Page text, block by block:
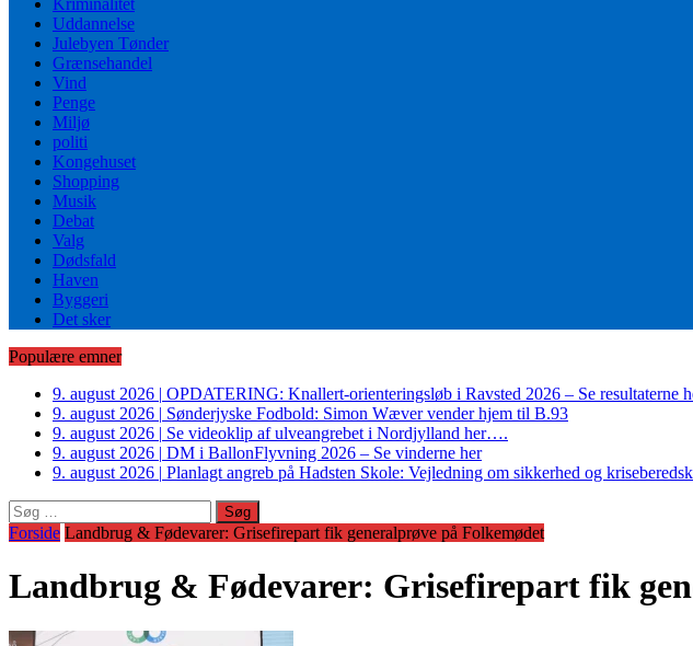
Uddannelse
Julebyen Tønder
Grænsehandel
Vind
Penge
Miljø
politi
Kongehuset
Shopping
Musik
Debat
Valg
Dødsfald
Haven
Byggeri
Det sker
Populære emner
9. august 2026 | OPDATERING: Knallert-orienteringsløb i Ravsted 2026 – Se resultaterne
9. august 2026 | Sønderjyske Fodbold: Simon Wæver vender hjem til B.93
9. august 2026 | Se videoklip af ulveangrebet i Nordjylland her….
9. august 2026 | DM i BallonFlyvning 2026 – Se vinderne her
9. august 2026 | Planlagt angreb på Hadsten Skole: Vejledning om sikkerhed og
Søg
efter:
Forside Landbrug & Fødevarer: Grisefirepart fik generalprøve på Folkemødet
Landbrug & Fødevarer: Grisefirepart fik